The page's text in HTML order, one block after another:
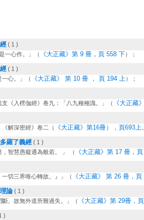
( 1 )
一心作。」（
《大正藏》第 9 冊，頁 558 下）；
( 1 )
一心。」（
《大正藏》 第 10 冊 ， 頁 194 上）；
《入楞伽經》卷九：「八九種種識。」（
《大正藏
解深密經》卷二（
《大正藏》第16冊），頁693上。
羅了義經( 1 )
智慧愚癡通為般若。 」 （
《大正藏》第 17 冊，
一切三界唯心轉故。』」（
《大正藏》 第 26 冊，
論( 1 )
。故無外道所難過失。」（
《大正藏》第 29冊，
)